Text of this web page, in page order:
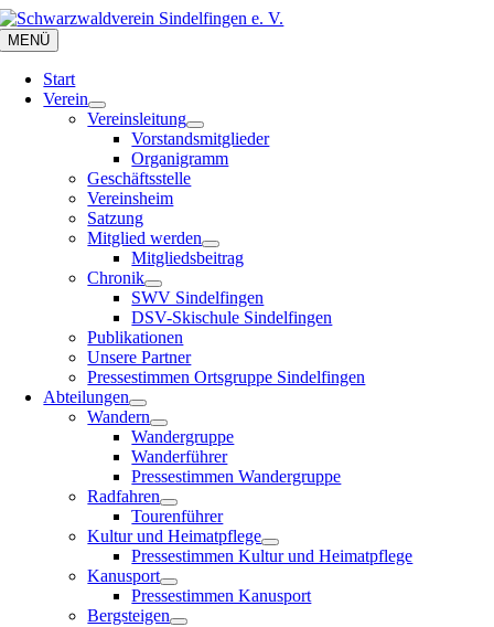
Zum
Inhalt
springen
MENÜ
Start
Verein
Vereinsleitung
Vorstandsmitglieder
Organigramm
Geschäftsstelle
Vereinsheim
Satzung
Mitglied werden
Mitgliedsbeitrag
Chronik
SWV Sindelfingen
DSV-Skischule Sindelfingen
Publikationen
Unsere Partner
Pressestimmen Ortsgruppe Sindelfingen
Abteilungen
Wandern
Wandergruppe
Wanderführer
Pressestimmen Wandergruppe
Radfahren
Tourenführer
Kultur und Heimatpflege
Pressestimmen Kultur und Heimatpflege
Kanusport
Pressestimmen Kanusport
Bergsteigen